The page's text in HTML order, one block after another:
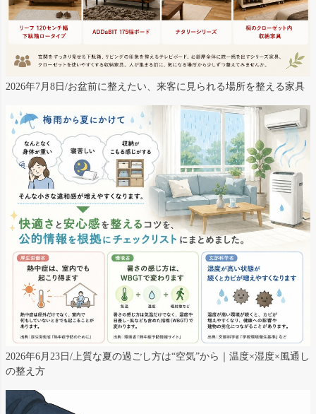
2026年7月8日/お盆前に整えたい、来客に見られる場所を整える家具
2026年6月23日/上質な夏の過ごし方は“空気”から｜温度×湿度×風通し
の整え方